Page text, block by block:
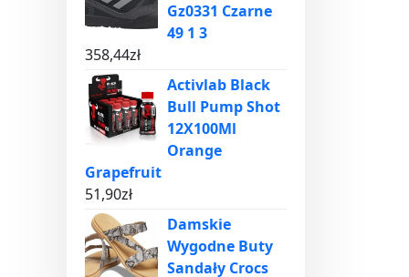
Gz0331 Czarne
49 1 3
358,44zł
Activlab Black
Bull Pump Shot
12X100Ml
Orange
Grapefruit
51,90zł
Damskie
Wygodne Buty
Sandały Crocs